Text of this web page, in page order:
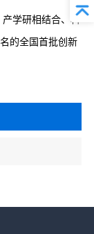
学研相结合、科
的全国首批创新